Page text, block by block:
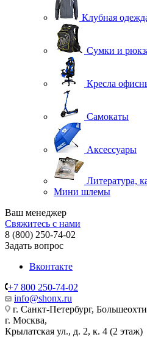
Клубная
Сумки и
Кресла
Самокаты
Аксессуары
Литература,
Мини шлемы
Ваш менеджер
Свяжитесь с нами
8 (800) 250-74-02
Задать вопрос
Вконтакте
+7 800 250-74-02
info@shonx.ru
г. Санкт-Петербург,
г. Москва,
Крылатская ул., д. 2, к. 4 (2 этаж)